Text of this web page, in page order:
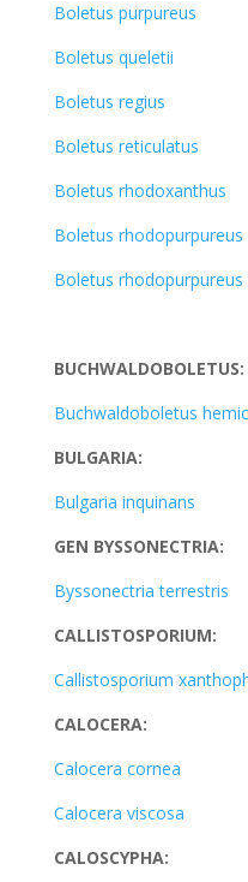
Boletus purpureus
Boletus queletii
Boletus regius
Boletus reticulatus
Boletus rhodoxanthus
Boletus rhodopurpureus
Boletus
BUCHWALDOBOLETUS:
Buchwaldoboletus
BULGARIA:
Bulgaria inquinans
GEN BYSSONECTRIA:
Byssonectria terrestris
CALLISTOSPORIUM:
Callistosporium
CALOCERA:
Calocera cornea
Calocera viscosa
CALOSCYPHA: